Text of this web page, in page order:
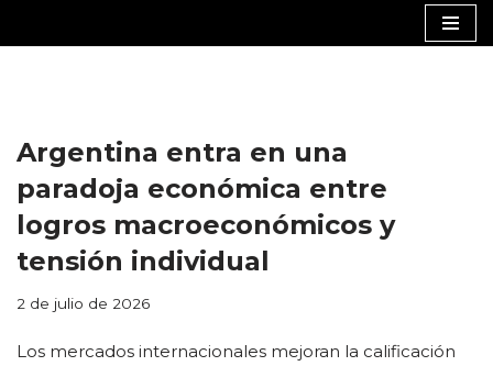
Argentina entra en una
paradoja económica entre
logros macroeconómicos y
tensión individual
2 de julio de 2026
Los mercados internacionales mejoran la calificación